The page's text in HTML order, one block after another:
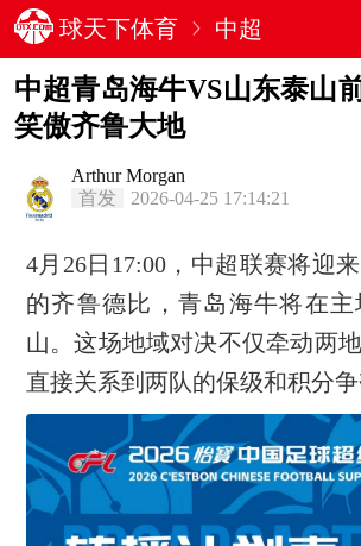
球天下体育 中超
中超青岛海牛VS山东泰山
笑傲齐鲁大地
Arthur Morgan
首发
2026-04-25 17:14:21
4月26日17:00，中超联赛将迎
的齐鲁德比，青岛海牛将在
山。这场地域对决不仅牵动两
直接关系到两队的保级和积分争